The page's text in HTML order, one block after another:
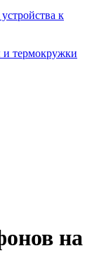
к
и термокружки
на